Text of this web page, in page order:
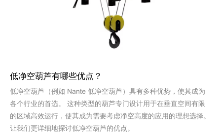
低净空葫芦有哪些优点？
低净空葫芦（例如 Nante 低净空葫芦）具有多种优势，使其成为
各个行业的首选。 这种类型的葫芦专门设计用于在垂直空间有限
的区域高效运行，使其成为需要考虑净空高度的应用的理想选择。
让我们更详细地探讨低净空葫芦的优点。